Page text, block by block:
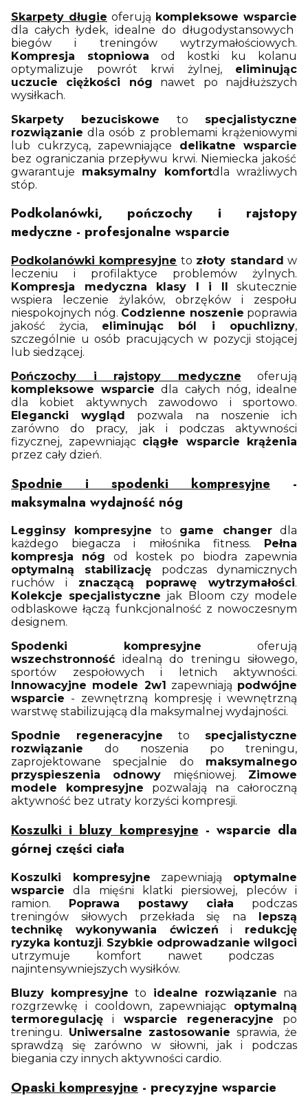
Skarpety długie oferują kompleksowe wsparcie
dla całych łydek, idealne do długodystansowych
biegów i treningów wytrzymałościowych.
Kompresja stopniowa od kostki ku kolanu
optymalizuje powrót krwi żylnej, eliminując
uczucie ciężkości nóg nawet po najdłuższych
wysiłkach.
Skarpety bezuciskowe to specjalistyczne
rozwiązanie dla osób z problemami krążeniowymi
lub cukrzycą, zapewniające delikatne wsparcie
bez ograniczania przepływu krwi. Niemiecka jakość
gwarantuje maksymalny komfortdla wrażliwych
stóp.
Podkolanówki, pończochy i rajstopy
medyczne - profesjonalne wsparcie
Podkolanówki kompresyjne to złoty standard w
leczeniu i profilaktyce problemów żylnych.
Kompresja medyczna klasy I i II skutecznie
wspiera leczenie żylaków, obrzęków i zespołu
niespokojnych nóg. Codzienne noszenie poprawia
jakość życia, eliminując ból i opuchlizny,
szczególnie u osób pracujących w pozycji stojącej
lub siedzącej.
Pończochy i rajstopy medyczne oferują
kompleksowe wsparcie dla całych nóg, idealne
dla kobiet aktywnych zawodowo i sportowo.
Elegancki wygląd pozwala na noszenie ich
zarówno do pracy, jak i podczas aktywności
fizycznej, zapewniając ciągłe wsparcie krążenia
przez cały dzień.
Spodnie i spodenki kompresyjne -
maksymalna wydajność nóg
Legginsy kompresyjne to game changerdla
każdego biegacza i miłośnika fitness.
Pełna
kompresja nóg od kostek po biodra zapewnia
optymalną stabilizację podczas dynamicznych
ruchów i znaczącą poprawę wytrzymałości.
Kolekcje specjalistyczne jak Bloom czy modele
odblaskowe łączą funkcjonalność z nowoczesnym
designem.
Spodenki kompresyjne oferują
wszechstronność idealną do treningu siłowego,
sportów zespołowych i letnich aktywności.
Innowacyjne modele 2w1
zapewniają podwójne
wsparcie - zewnętrzną kompresję i wewnętrzną
warstwę stabilizującą dla maksymalnej wydajności.
Spodnie regeneracyjne to specjalistyczne
rozwiązanie do noszenia po treningu,
zaprojektowane specjalnie do maksymalnego
przyspieszenia odnowy mięśniowej. Zimowe
modele kompresyjne pozwalają na całoroczną
aktywność bez utraty korzyści kompresji.
Koszulki i bluzy kompresyjne - wsparcie dla
górnej części ciała
Koszulki kompresyjne zapewniają optymalne
wsparcie dla mięśni klatki piersiowej, pleców i
ramion. Poprawa postawy ciała podczas
treningów siłowych przekłada się na lepszą
technikę wykonywania ćwiczeń i redukcję
ryzyka kontuzji. Szybkie odprowadzanie wilgoci
utrzymuje komfort nawet podczas
najintensywniejszych wysiłków.
Bluzy kompresyjne to idealne rozwiązanie na
rozgrzewkę i cooldown, zapewniając optymalną
termoregulację i wsparcie regeneracyjne po
treningu. Uniwersalne zastosowanie sprawia, że
sprawdzą się zarówno w siłowni, jak i podczas
biegania czy innych aktywności cardio.
Opaski kompresyjne - precyzyjne wsparcie